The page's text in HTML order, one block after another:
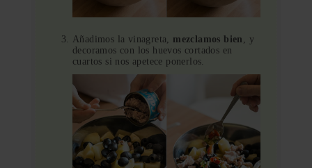
Añadimos la vinagreta, mezclamos bien
, y
decoramos con los huevos cortados en
cuartos si nos apetece ponerlos.